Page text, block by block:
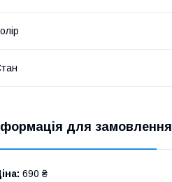
для замовлення
690 ₴